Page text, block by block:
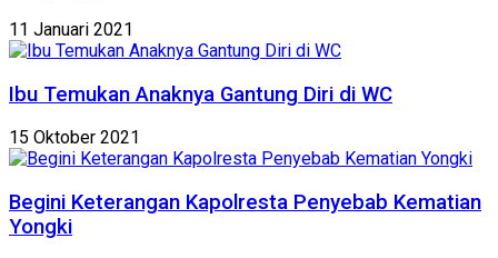
11 Januari 2021
Ibu Temukan Anaknya Gantung Diri di WC
15 Oktober 2021
Begini Keterangan Kapolresta Penyebab Kematian
Yongki